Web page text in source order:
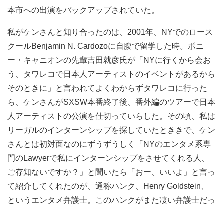
本市への出演をバックアップされていた。
私がケンさんと知り合ったのは、2001年、NYでのロース
クールBenjamin N. Cardozoに自腹で留学した時。ポニ
ー・キャニオンの先輩吉田就彦氏が「NYに行くから会お
う、タワレコで日本人アーティストのイベントがあるから
そのときに」と言われてよくわからずタワレコに行った
ら、ケンさんがSXSW本番終了後、番外編のツアーで日本
人アーティストの公演を仕切っていらした。その頃、私は
リーガルのインターンシップを探していたとききで、ケン
さんとは初対面なのにずうずうしく「NYのエンタメ系専
門のLawyerで私にインターンシップをさせてくれる人、
ご存知ないですか？」と聞いたら「おー、いいよ」と言っ
て紹介してくれたのが、通称ハンク、Henry Goldstein、
というエンタメ弁護士。このハンクがまた凄い弁護士だっ